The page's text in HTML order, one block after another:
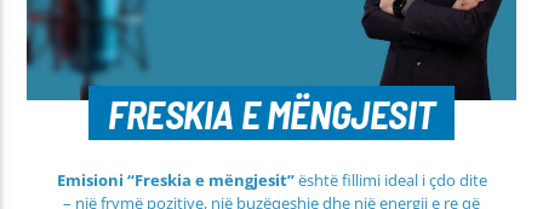
FRESKIA E MËNGJESIT
Emisioni “Freskia e mëngjesit”është fillimi ideal i çdo dite
– një frymë pozitive, një buzëqeshje dhe një energji e re që